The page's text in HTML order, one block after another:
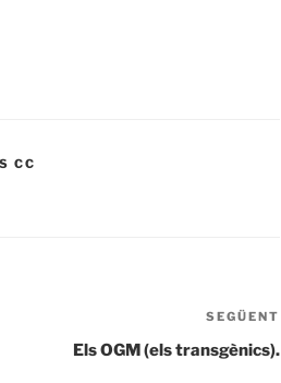
CC
SEGÜENT
Els OGM (els transgènics).